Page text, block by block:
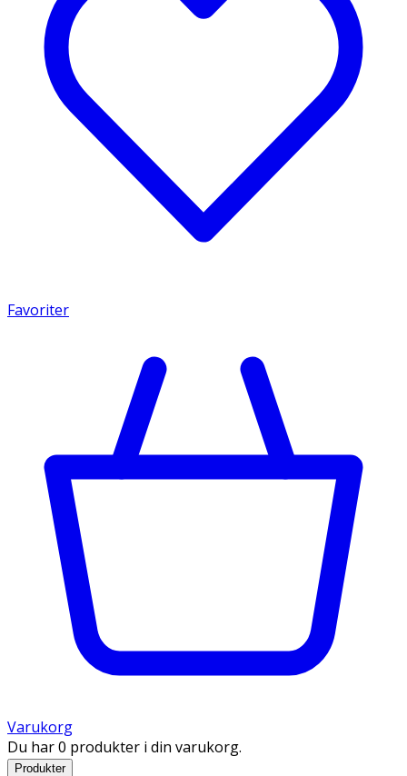
Favoriter
Varukorg
Du har 0 produkter i din varukorg.
Produkter